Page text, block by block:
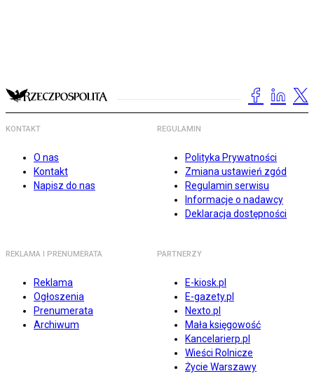
KONTAKT
O nas
Kontakt
Napisz do nas
REGULAMIN
Polityka Prywatności
Zmiana ustawień zgód
Regulamin serwisu
Informacje o nadawcy
Deklaracja dostępności
REKLAMA I PRENUMERATA
Reklama
Ogłoszenia
Prenumerata
Archiwum
PARTNERZY
E-kiosk.pl
E-gazety.pl
Nexto.pl
Mała księgowość
Kancelarierp.pl
Wieści Rolnicze
Życie Warszawy